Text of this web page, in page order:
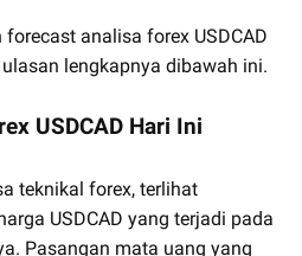
analisa forex USDCAD
lengkapnya dibawah ini.
USDCAD Hari Ini
teknikal forex, terlihat
USDCAD yang terjadi pada
Pasangan mata uang yang